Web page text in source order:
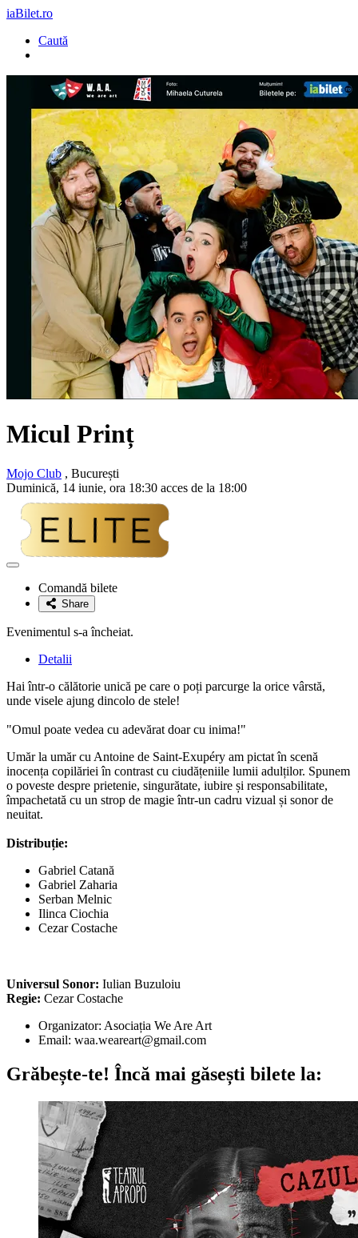
iaBilet.ro
Caută
Micul Prinț
Mojo Club , București
Duminică, 14 iunie, ora 18:30 acces de la 18:00
Adaugă
favoriteComandă bilete
Share
Evenimentul s-a încheiat.
Detalii
Hai într-o călătorie unică pe care o poți parcurge la orice vârstă,
unde visele ajung dincolo de stele!
"Omul poate vedea cu adevărat doar cu inima!"
Umăr la umăr cu Antoine de Saint-Exupéry am pictat în scenă
inocența copilăriei în contrast cu ciudățeniile lumii adulților. Spunem
o poveste despre prietenie, singurătate, iubire și responsabilitate,
împachetată cu un strop de magie într-un cadru vizual și sonor de
neuitat.
Distribuție:
Gabriel Catană
Gabriel Zaharia
Serban Melnic
Ilinca Ciochia
Cezar Costache
Universul Sonor: Iulian Buzuloiu
Regie: Cezar Costache
Organizator: Asociația We Are Art
Email: waa.weareart@gmail.com
Grăbește-te! Încă mai găsești bilete la: